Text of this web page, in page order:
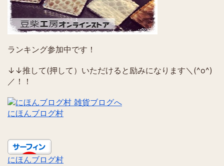
ランキング参加中です！
↓↓推して(押して）いただけると励みになります＼(^o^)
／！！
にほんブログ村
にほんブログ村